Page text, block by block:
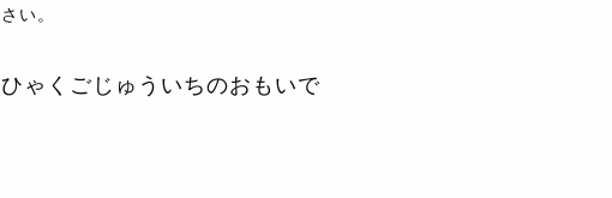
さい。
ひゃくごじゅういちのおもいで